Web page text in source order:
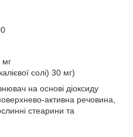
мг
солі) 30 мг)
на основі діоксиду
активна речовина,
стеарини та